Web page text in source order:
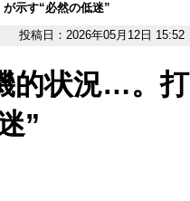
示す“必然の低迷”
投稿日：2026年05月12日 15:52
的状況…。打
”